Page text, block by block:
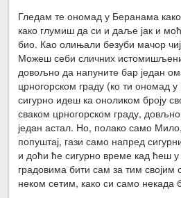
Гледам те ономад у Беранама
како глумиш да си и даље јак и
био. Као олињали безуби мачор
Можеш себи сличних
довољно да напуните бар један
црногорском граду (ко ти ономад
сигурно идеш ка оноликом броју
сваком црногорском граду,
један астал. Но, полако само
попуштај, гази само напред
и доћи ће сигурно време кад ћеш
градовима бити сам за тим
неком сетим, како си само